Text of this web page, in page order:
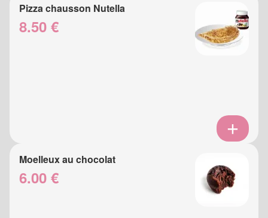
Pizza chausson Nutella
8.50 €
Moelleux au chocolat
6.00 €